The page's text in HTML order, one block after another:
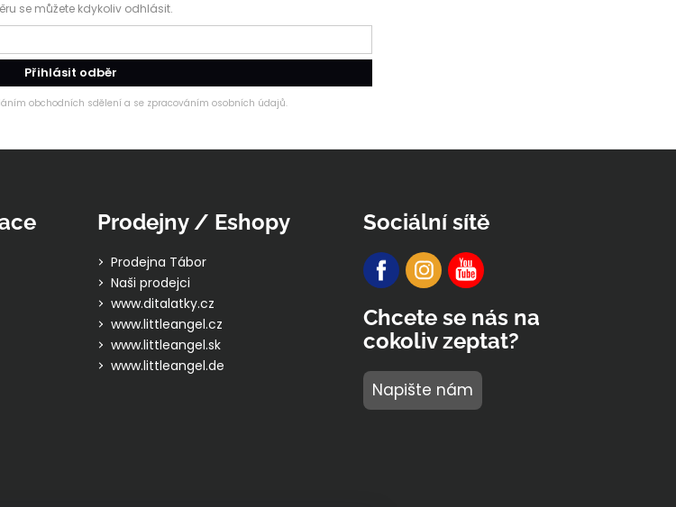
se můžete kdykoliv odhlásit.
Přihlásit odběr
obchodních sdělení a se zpracováním osobních údajů.
Prodejny / Eshopy
Prodejna Tábor
Naši prodejci
www.ditalatky.cz
www.littleangel.cz
www.littleangel.sk
www.littleangel.de
Sociální sítě
Chcete se nás na
cokoliv zeptat?
Napište nám